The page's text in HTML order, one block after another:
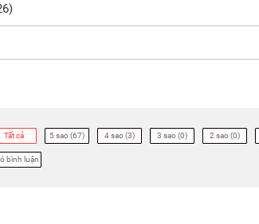
Tất cả 5 sao (67) 4 sao (3) 3 sao (0) 2 sao (0)
bình luận